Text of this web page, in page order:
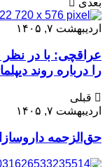
بعدی
اردیبهشت ۷, ۱۴۰۵
عراقچی: با در
را درباره روند
قبلی
اردیبهشت ۷, ۱۴۰۵
حق‌الزحمه